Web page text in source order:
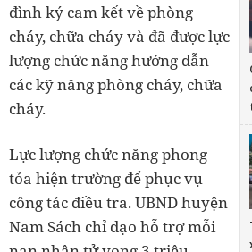
đình ký cam kết về phòng
cháy, chữa cháy và đã được lực
lượng chức năng hướng dẫn
các kỹ năng phòng cháy, chữa
cháy.
Lực lượng chức năng phong
tỏa hiện trường để phục vụ
công tác điều tra. UBND huyện
Nam Sách chỉ đạo hỗ trợ mỗi